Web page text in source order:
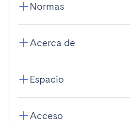
Normas
Acerca de
Espacio
Acceso